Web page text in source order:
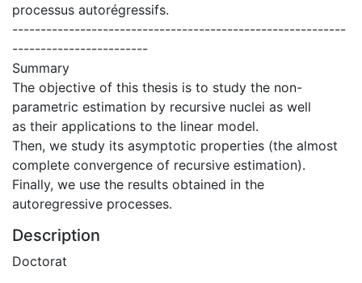
processus autorégressifs.
-----------------------------------------------------------
------------------------
Summary
The objective of this thesis is to study the non-
parametric estimation by recursive nuclei as well
as their applications to the linear model.
Then, we study its asymptotic properties (the almost
complete convergence of recursive estimation).
Finally, we use the results obtained in the
autoregressive processes.
Description
Doctorat